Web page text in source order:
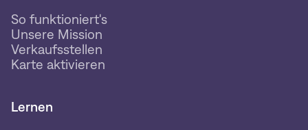
So funktioniert's
Unsere Mission
Verkaufsstellen
Karte aktivieren
Lernen